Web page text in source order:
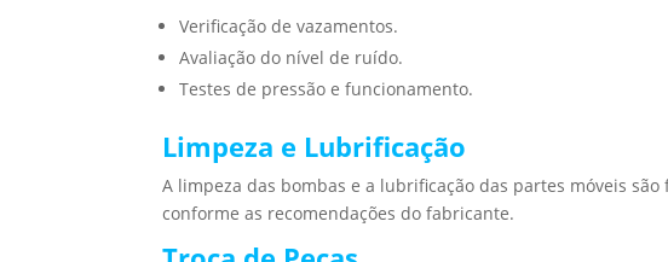
Verificação de vazamentos.
Avaliação do nível de ruído.
Testes de pressão e funcionamento.
Limpeza e Lubrificação
A limpeza das bombas e a lubrificação das partes móveis
conforme as recomendações do fabricante.